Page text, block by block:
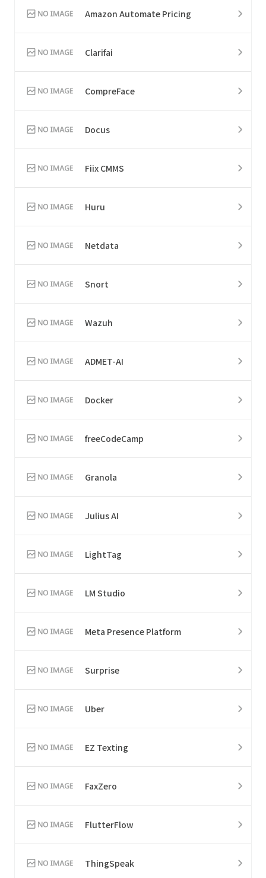
Amazon Automate Pricing
Clarifai
CompreFace
Docus
Fiix CMMS
Huru
Netdata
Snort
Wazuh
ADMET-AI
Docker
freeCodeCamp
Granola
Julius AI
LightTag
LM Studio
Meta Presence Platform
Surprise
Uber
EZ Texting
FaxZero
FlutterFlow
ThingSpeak